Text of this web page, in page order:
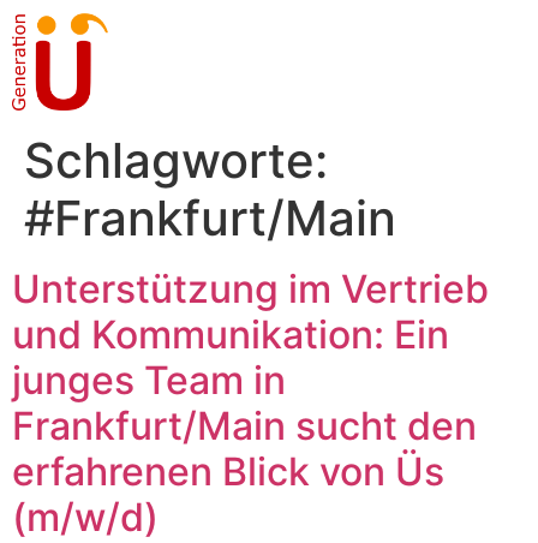
Schlagworte:
#Frankfurt/Main
Unterstützung im Vertrieb
und Kommunikation: Ein
junges Team in
Frankfurt/Main sucht den
erfahrenen Blick von Üs
(m/w/d)